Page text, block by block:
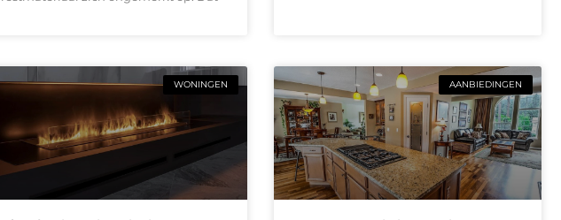
WONINGEN AANBIEDINGEN